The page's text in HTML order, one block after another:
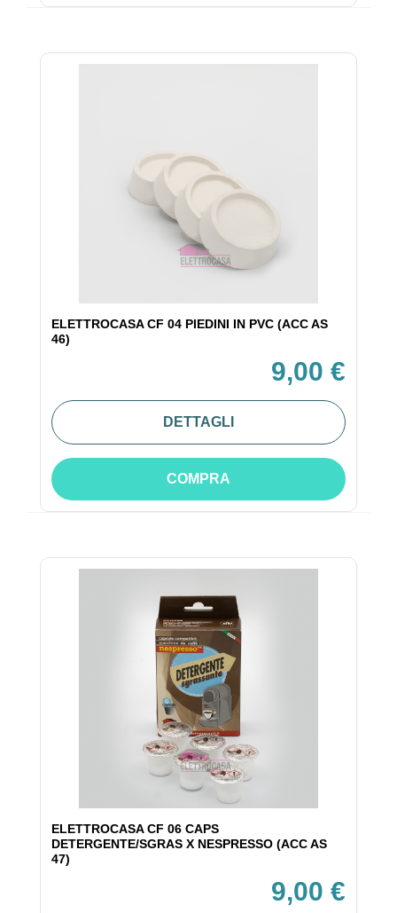
ELETTROCASA CF 04 PIEDINI IN PVC (ACC AS
46)
9,00 €
DETTAGLI
COMPRA
ELETTROCASA CF 06 CAPS
DETERGENTE/SGRAS X NESPRESSO (ACC AS
47)
9,00 €